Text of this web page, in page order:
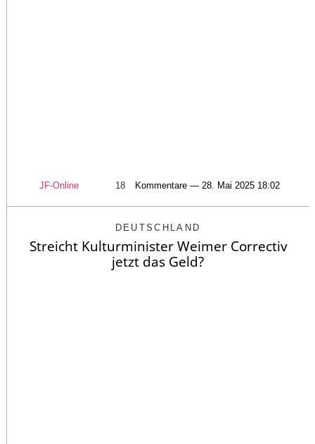
JF-Online 18 Kommentare — 28. Mai 2025 18:02
DEUTSCHLAND
Streicht Kulturminister Weimer Correctiv
jetzt das Geld?